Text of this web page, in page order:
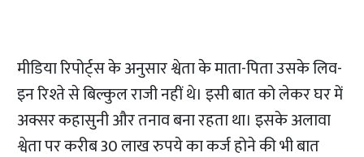
मीडिया रिपोर्ट्स के अनुसार श्वेता के माता-पिता उसके लिव-
इन रिश्ते से बिल्कुल राजी नहीं थे। इसी बात को लेकर घर में
अक्सर कहासुनी और तनाव बना रहता था। इसके अलावा
श्वेता पर करीब 30 लाख रुपये का कर्ज होने की भी बात